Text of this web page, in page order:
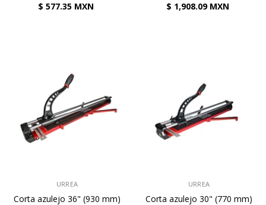
$ 577.35 MXN
$ 1,908.09 MXN
URREA
Corta azulejo 36" (930 mm)
URREA
Corta azulejo 30" (770 mm)